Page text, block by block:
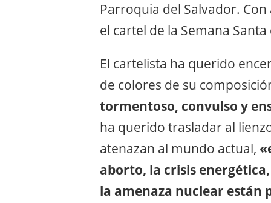
Parroquia del Salvador.
el cartel de la Semana
El cartelista ha querido
de colores de su
tormentoso, convulso y
ha querido trasladar al
atenazan al mundo actual,
aborto, la crisis
la amenaza nuclear están